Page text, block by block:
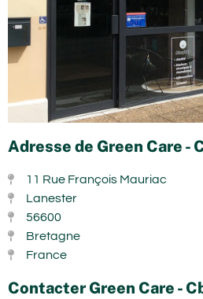
Adresse de Green Care -
11 Rue François Mauriac
Lanester
56600
Bretagne
France
Contacter Green Care -